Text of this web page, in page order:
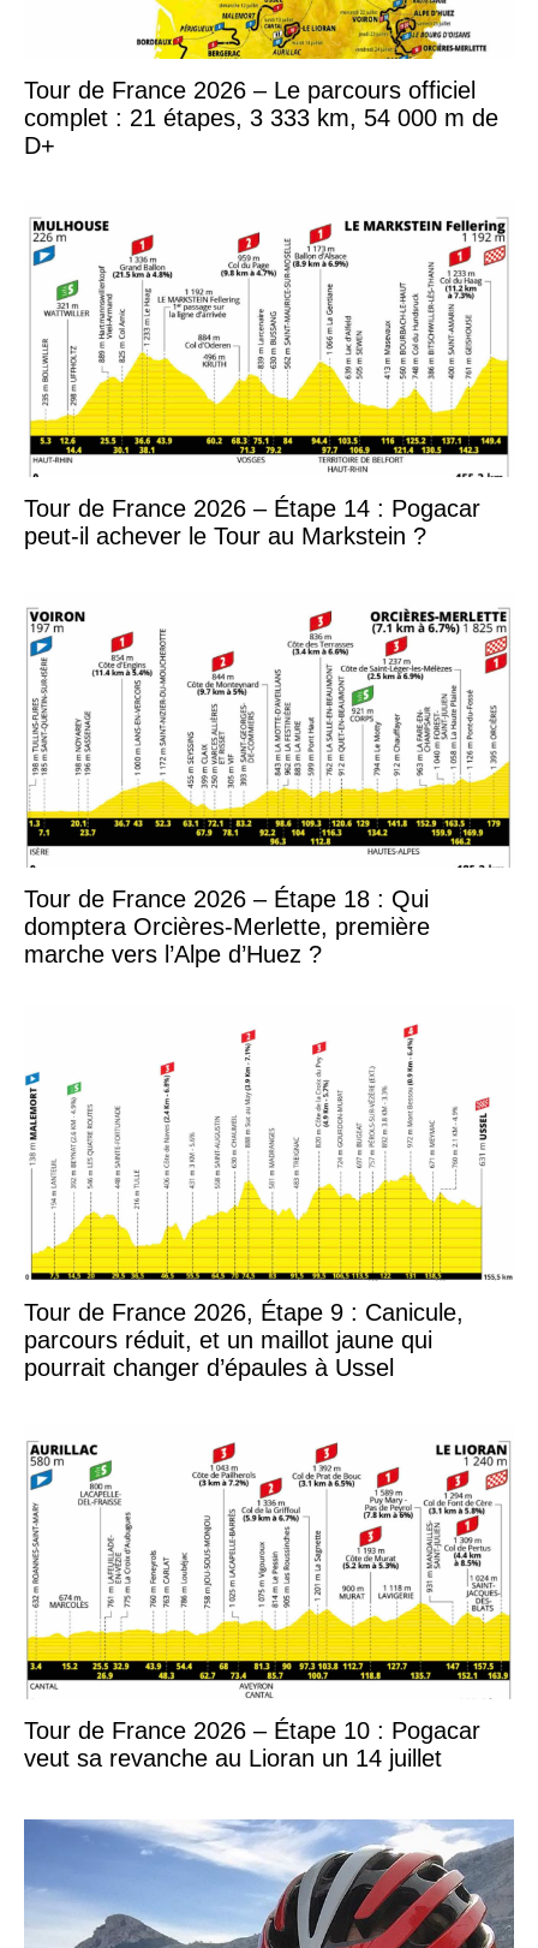
Tour de France 2026 – Le parcours officiel
complet : 21 étapes, 3 333 km, 54 000 m de
D+
Tour de France 2026 – Étape 14 : Pogacar
peut-il achever le Tour au Markstein ?
Tour de France 2026 – Étape 18 : Qui
domptera Orcières-Merlette, première
marche vers l’Alpe d’Huez ?
Tour de France 2026, Étape 9 : Canicule,
parcours réduit, et un maillot jaune qui
pourrait changer d’épaules à Ussel
Tour de France 2026 – Étape 10 : Pogacar
veut sa revanche au Lioran un 14 juillet